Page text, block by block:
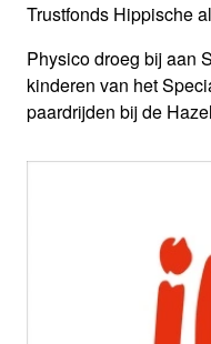
Trustfonds Hippische
Physico droeg bij aan
kinderen van het
paardrijden bij de